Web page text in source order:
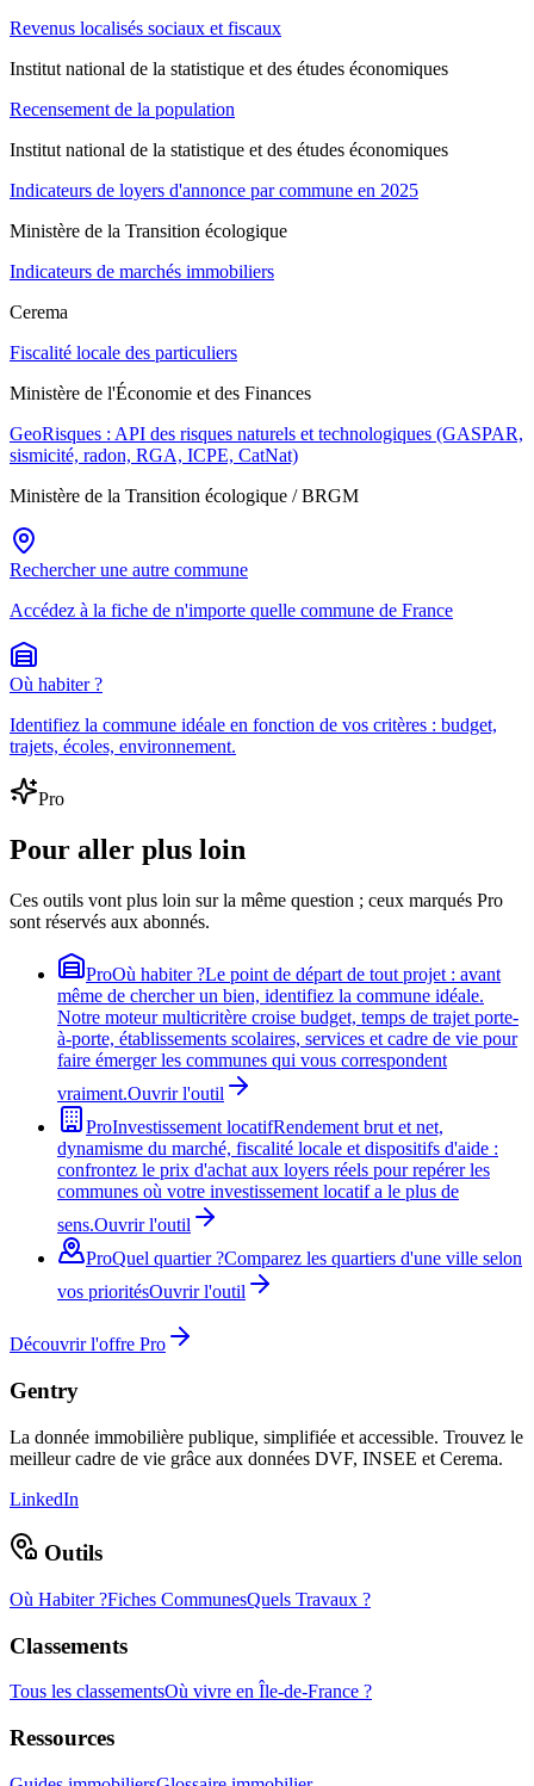
Revenus localisés sociaux et fiscaux
Institut national de la statistique et des études économiques
Recensement de la population
Institut national de la statistique et des études économiques
Indicateurs de loyers d'annonce par commune en 2025
Ministère de la Transition écologique
Indicateurs de marchés immobiliers
Cerema
Fiscalité locale des particuliers
Ministère de l'Économie et des Finances
GeoRisques : API des risques naturels et technologiques (GASPAR,
sismicité, radon, RGA, ICPE, CatNat)
Ministère de la Transition écologique / BRGM
Rechercher une autre commune
Accédez à la fiche de n'importe quelle commune de France
Où habiter ?
Identifiez la commune idéale en fonction de vos critères : budget,
trajets, écoles, environnement.
Pro
Pour aller plus loin
Ces outils vont plus loin sur la même question ; ceux marqués Pro
sont réservés aux abonnés.
ProOù habiter ?Le point de départ de tout projet : avant
même de chercher un bien, identifiez la commune idéale.
Notre moteur multicritère croise budget, temps de trajet porte-
à-porte, établissements scolaires, services et cadre de vie pour
faire émerger les communes qui vous correspondent
vraiment.Ouvrir l'outil
ProInvestissement locatifRendement brut et net,
dynamisme du marché, fiscalité locale et dispositifs d'aide :
confrontez le prix d'achat aux loyers réels pour repérer les
communes où votre investissement locatif a le plus de
sens.Ouvrir l'outil
ProQuel quartier ?Comparez les quartiers d'une ville selon
vos prioritésOuvrir l'outil
Découvrir l'offre Pro
Gentry
La donnée immobilière publique, simplifiée et accessible. Trouvez le
meilleur cadre de vie grâce aux données DVF, INSEE et Cerema.
LinkedIn
Outils
Où Habiter ?Fiches CommunesQuels Travaux ?
Classements
Tous les classementsOù vivre en Île-de-France ?
Ressources